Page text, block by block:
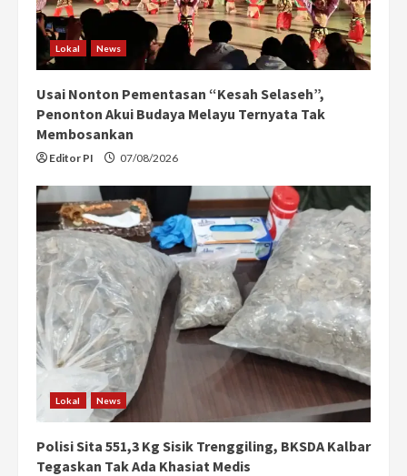
Lokal News
Usai Nonton Pementasan “Kesah Selaseh”,
Penonton Akui Budaya Melayu Ternyata Tak
Membosankan
Editor PI 07/08/2026
Lokal News
Polisi Sita 551,3 Kg Sisik Trenggiling, BKSDA Kalbar
Tegaskan Tak Ada Khasiat Medis